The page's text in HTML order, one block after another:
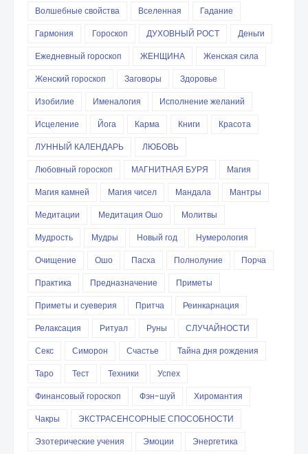
Волшебные свойства
Вселенная
Гадание
Гармония
Гороскоп ДУХОВНЫЙ РОСТ
Деньги
Ежедневный гороскоп
ЖЕНЩИНА
Женская сила
Женский гороскоп
Заговоры
Здоровье
Изобилие
Именалогия
Исполнение желаний
Исцеление
Йога Карма Книги
Красота
ЛУННЫЙ КАЛЕНДАРЬ
ЛЮБОВЬ
Любовный гороскоп
МАГНИТНАЯ БУРЯ
Магия
Магия камней
Магия чисел Мандала
Мантры
Медитации
Медитация Ошо
Молитвы
Мудрость
Мудры Новый год
Нумерология
Очищение
Ошо Пасха Полнолуние
Порча
Практика
Предназначение
Приметы
Приметы и суеверия
Притча
Реинкарнация
Релаксация
Ритуал Руны
СЛУЧАЙНОСТИ
Секс
Симорон Счастье
Тайна дня рождения
Таро
Тест Техники
Успех
Финансовый гороскоп
Фэн-шуй
Хиромантия
Чакры
ЭКСТРАСЕНСОРНЫЕ СПОСОБНОСТИ
Эзотерические учения
Эмоции
Энергетика